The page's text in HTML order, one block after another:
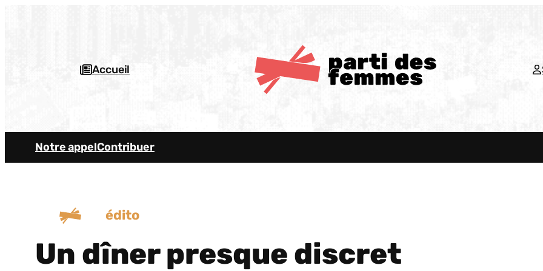
Accueil
Notre appelContribuer
édito
Un dîner presque discret